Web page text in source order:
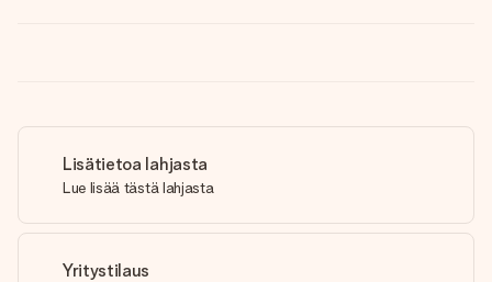
Lisätietoa lahjasta
Lue lisää tästä lahjasta
Yritystilaus